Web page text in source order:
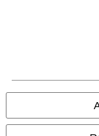
Cancelar pedido